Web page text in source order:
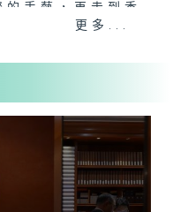
的手藝，再走到香
名在香港開設裁縫
Tony）及其兒子
家族經營的男士
對裁縫技藝的堅
對兩個城市記憶及
之情」讓觀眾細
更多...